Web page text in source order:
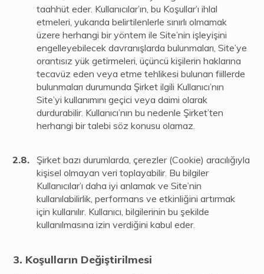
taahhüt eder. Kullanıcılar’ın, bu Koşullar’ı ihlal
etmeleri, yukarıda belirtilenlerle sınırlı olmamak
üzere herhangi bir yöntem ile Site’nin işleyişini
engelleyebilecek davranışlarda bulunmaları, Site’ye
orantısız yük getirmeleri, üçüncü kişilerin haklarına
tecavüz eden veya etme tehlikesi bulunan fiillerde
bulunmaları durumunda Şirket ilgili Kullanıcı’nın
Site’yi kullanımını geçici veya daimi olarak
durdurabilir. Kullanıcı’nın bu nedenle Şirket’ten
herhangi bir talebi söz konusu olamaz.
Şirket bazı durumlarda, çerezler (Cookie) aracılığıyla
kişisel olmayan veri toplayabilir. Bu bilgiler
Kullanıcılar’ı daha iyi anlamak ve Site’nin
kullanılabilirlik, performans ve etkinliğini artırmak
için kullanılır. Kullanıcı, bilgilerinin bu şekilde
kullanılmasına izin verdiğini kabul eder.
Koşulların Değiştirilmesi